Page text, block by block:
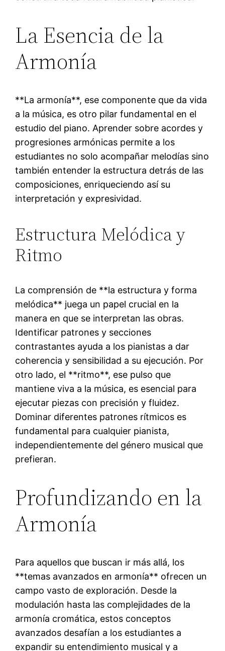
La Esencia de la
Armonía
**La armonía**, ese componente que da vida
a la música, es otro pilar fundamental en el
estudio del piano. Aprender sobre acordes y
progresiones armónicas permite a los
estudiantes no solo acompañar melodías sino
también entender la estructura detrás de las
composiciones, enriqueciendo así su
interpretación y expresividad.
Estructura Melódica y
Ritmo
La comprensión de **la estructura y forma
melódica** juega un papel crucial en la
manera en que se interpretan las obras.
Identificar patrones y secciones
contrastantes ayuda a los pianistas a dar
coherencia y sensibilidad a su ejecución. Por
otro lado, el **ritmo**, ese pulso que
mantiene viva a la música, es esencial para
ejecutar piezas con precisión y fluidez.
Dominar diferentes patrones rítmicos es
fundamental para cualquier pianista,
independientemente del género musical que
prefieran.
Profundizando en la
Armonía
Para aquellos que buscan ir más allá, los
**temas avanzados en armonía** ofrecen un
campo vasto de exploración. Desde la
modulación hasta las complejidades de la
armonía cromática, estos conceptos
avanzados desafían a los estudiantes a
expandir su entendimiento musical y a